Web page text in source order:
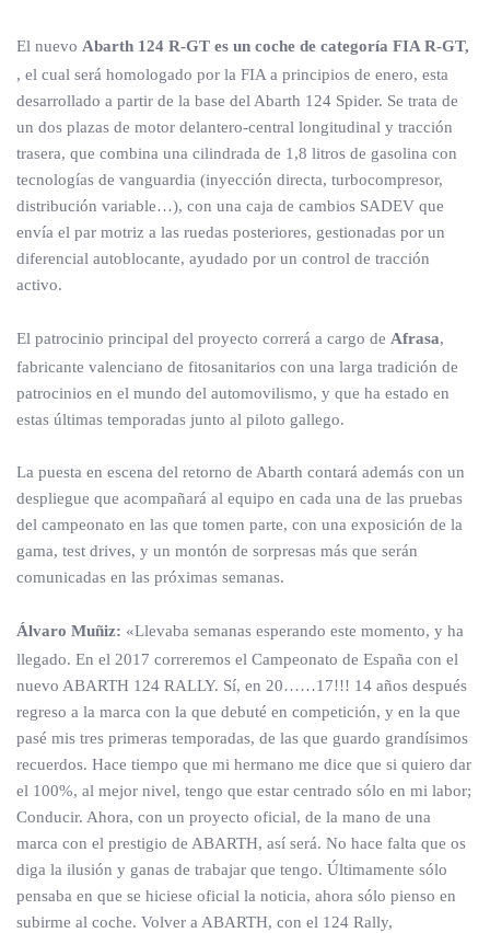
El nuevo Abarth 124 R-GT es un coche de categoría FIA R-GT,
, el cual será homologado por la FIA a principios de enero, esta
desarrollado a partir de la base del Abarth 124 Spider. Se trata de
un dos plazas de motor delantero-central longitudinal y tracción
trasera, que combina una cilindrada de 1,8 litros de gasolina con
tecnologías de vanguardia (inyección directa, turbocompresor,
distribución variable…), con una caja de cambios SADEV que
envía el par motriz a las ruedas posteriores, gestionadas por un
diferencial autoblocante, ayudado por un control de tracción
activo.
El patrocinio principal del proyecto correrá a cargo de Afrasa,
fabricante valenciano de fitosanitarios con una larga tradición de
patrocinios en el mundo del automovilismo, y que ha estado en
estas últimas temporadas junto al piloto gallego.
La puesta en escena del retorno de Abarth contará además con un
despliegue que acompañará al equipo en cada una de las pruebas
del campeonato en las que tomen parte, con una exposición de la
gama, test drives, y un montón de sorpresas más que serán
comunicadas en las próximas semanas.
Álvaro Muñiz: «Llevaba semanas esperando este momento, y ha
llegado. En el 2017 correremos el Campeonato de España con el
nuevo ABARTH 124 RALLY. Sí, en 20……17!!! 14 años después
regreso a la marca con la que debuté en competición, y en la que
pasé mis tres primeras temporadas, de las que guardo grandísimos
recuerdos. Hace tiempo que mi hermano me dice que si quiero dar
el 100%, al mejor nivel, tengo que estar centrado sólo en mi labor;
Conducir. Ahora, con un proyecto oficial, de la mano de una
marca con el prestigio de ABARTH, así será. No hace falta que os
diga la ilusión y ganas de trabajar que tengo. Últimamente sólo
pensaba en que se hiciese oficial la noticia, ahora sólo pienso en
subirme al coche. Volver a ABARTH, con el 124 Rally,